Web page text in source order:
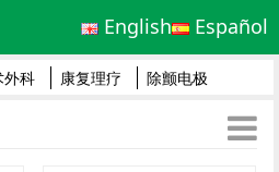
English Español
外科 康复理疗 除颤电极